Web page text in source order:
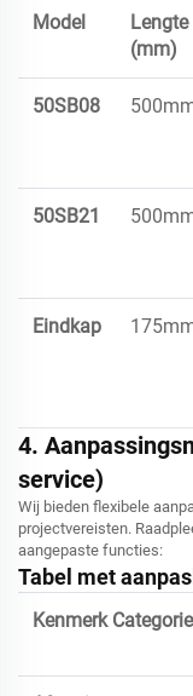
Model
Lengte
(mm)
50SB08
50SB21
Eindkap
4.
service)
Wij bieden flexibele
projectvereisten.
aangepaste functies:
Tabel met
Kenmerk Categorie